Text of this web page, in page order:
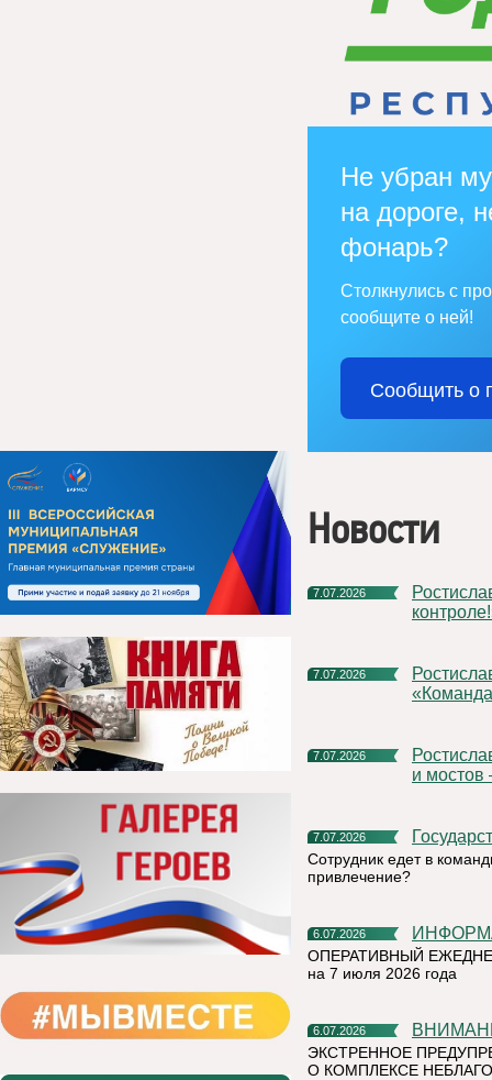
Не убран
на дороге,
фонарь?
Столкнулись с
сообщите о ней!
Сообщить о
Новости
7.07.2026
Ростислав Гольдштейн: «Подготовка к зиме – на строжайшем
7.07.2026
Ростислав Гольдштейн предложил расширить проект
7.07.2026
Ростислав Гольдштейн: «Строительство больниц, школ, дорог
и мостов
7.07.2026
Сотрудник едет в
привлечение?
6.07.2026
ОПЕРАТИВНЫЙ
на 7 июля 2026 года
6.07.2026
ЭКСТРЕННОЕ
О КОМПЛЕКСЕ